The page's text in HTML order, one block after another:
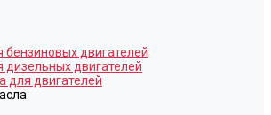
двигателей
двигателей
для двигателей